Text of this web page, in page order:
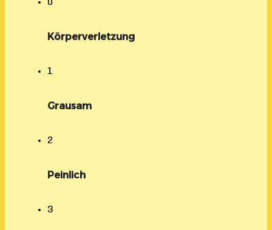
0
Körperverletzung
1
Grausam
2
Peinlich
3